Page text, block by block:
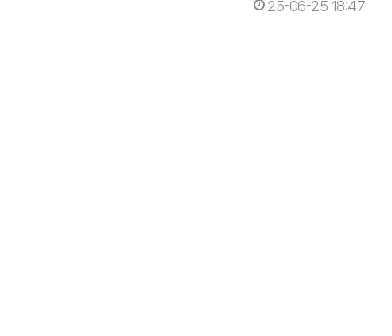
25-06-25 18:47